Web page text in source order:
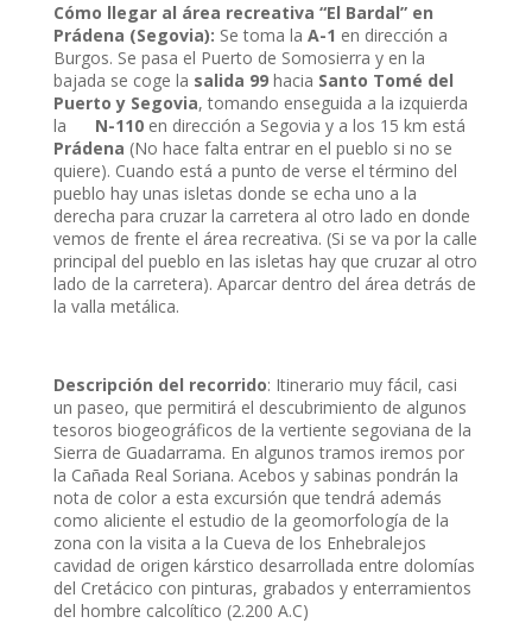
Cómo llegar al área recreativa “El Bardal” en
Prádena (Segovia): Se toma la A-1 en dirección a
Burgos. Se pasa el Puerto de Somosierra y en la
bajada se coge la salida 99 hacia Santo Tomé del
Puerto y Segovia, tomando enseguida a la izquierda
la N-110en dirección a Segovia y a los 15 km está
Prádena (No hace falta entrar en el pueblo si no se
quiere). Cuando está a punto de verse el término del
pueblo hay unas isletas donde se echa uno a la
derecha para cruzar la carretera al otro lado en donde
vemos de frente el área recreativa. (Si se va por la calle
principal del pueblo en las isletas hay que cruzar al otro
lado de la carretera). Aparcar dentro del área detrás de
la valla metálica.
Descripción del recorrido: Itinerario muy fácil, casi
un paseo, que permitirá el descubrimiento de algunos
tesoros biogeográficos de la vertiente segoviana de la
Sierra de Guadarrama. En algunos tramos iremos por
la Cañada Real Soriana. Acebos y sabinas pondrán la
nota de color a esta excursión que tendrá además
como aliciente el estudio de la geomorfología de la
zona con la visita a la Cueva de los Enhebralejos
cavidad de origen kárstico desarrollada entre dolomías
del Cretácico con pinturas, grabados y enterramientos
del hombre calcolítico (2.200 A.C)